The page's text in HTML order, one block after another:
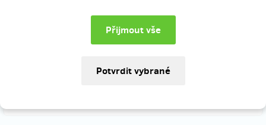
Vyberte si některý z těchto nástrojů -housle, viola, violoncello,
odhoďte stud a ostych a pojďte do toho.
Doručení odměny: na poštovní adresu, do čtvrt roku po ukončení